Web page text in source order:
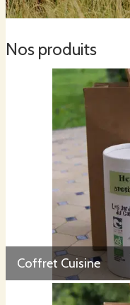
La Boutique du Cabri est
vacances de Noël.
Nos produits
Coffret Cuisine